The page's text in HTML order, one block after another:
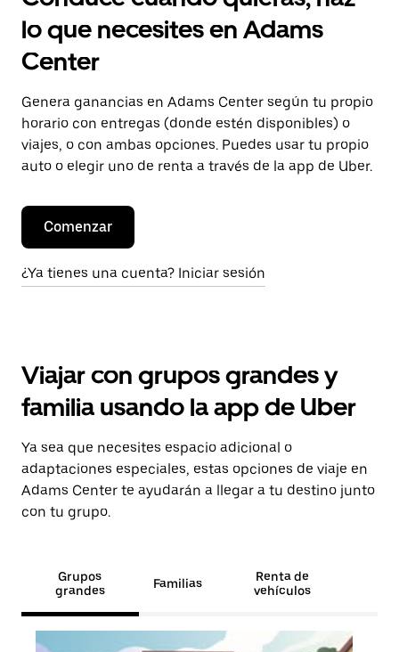
lo que necesites en Adams
Center
Genera ganancias en Adams Center según tu propio
horario con entregas (donde estén disponibles) o
viajes, o con ambas opciones. Puedes usar tu propio
auto o elegir uno de renta a través de la app de Uber.
Comenzar
¿Ya tienes una cuenta? Iniciar sesión
Viajar con grupos grandes y
familia usando la app de Uber
Ya sea que necesites espacio adicional o
adaptaciones especiales, estas opciones de viaje en
Adams Center te ayudarán a llegar a tu destino junto
con tu grupo.
Grupos
grandes
Familias
Renta de
vehículos